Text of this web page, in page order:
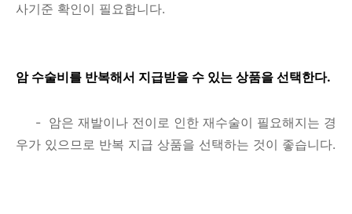
사기준 확인이 필요합니다.
암 수술비를 반복해서 지급받을 수 있는 상품을 선택한다.
- 암은 재발이나 전이로 인한 재수술이 필요해지는 경
우가 있으므로 반복 지급 상품을 선택하는 것이 좋습니다.